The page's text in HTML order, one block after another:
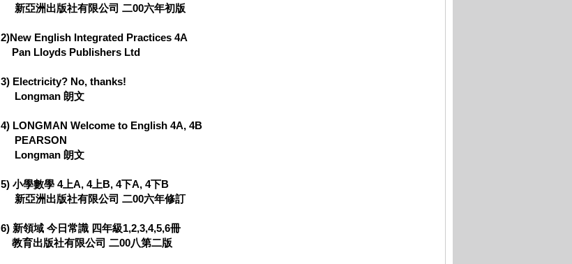
新亞洲出版社有限公司 二00六年初版
2)New English Integrated Practices 4A
Pan Lloyds Publishers Ltd
3) Electricity? No, thanks!
Longman 朗文
4) LONGMAN Welcome to English 4A, 4B
PEARSON
Longman 朗文
5) 小學數學 4上A, 4上B, 4下A, 4下B
新亞洲出版社有限公司 二00六年修訂
6) 新領域 今日常識 四年級1,2,3,4,5,6冊
教育出版社有限公司 二00八第二版